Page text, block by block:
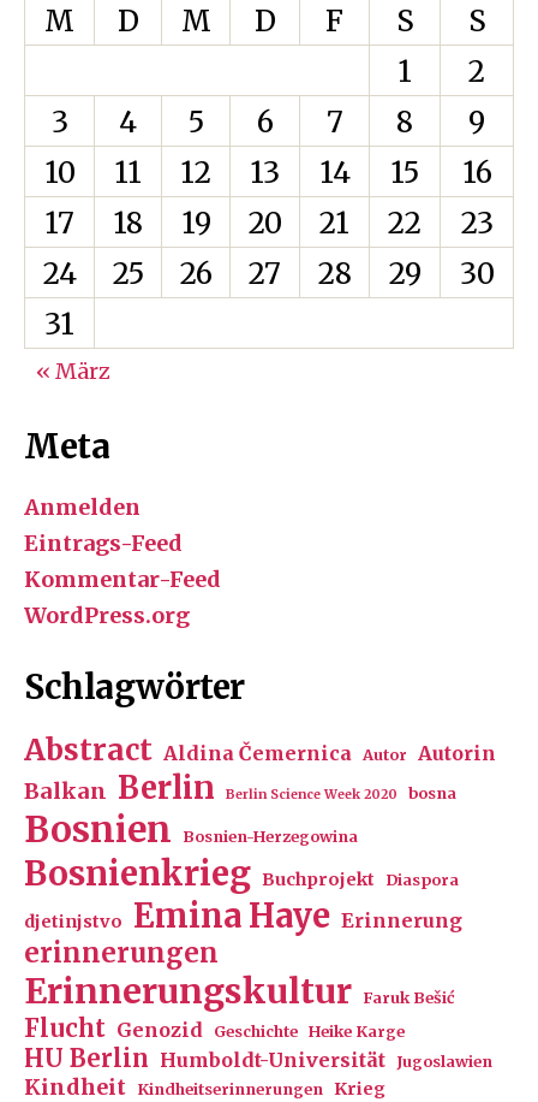
M
D M D F S
S
1
2
3
4 5 6 7 8
9
10
11 12 13 14 15
16
17
18 19 20 21 22
23
24
25 26 27 28 29
30
31
« März
Meta
Anmelden
Eintrags-Feed
Kommentar-Feed
WordPress.org
Schlagwörter
Abstract Aldina Čemernica Autor Autorin
Balkan Berlin Berlin Science Week 2020 bosna
Bosnien Bosnien-Herzegowina
Bosnienkrieg Buchprojekt Diaspora
djetinjstvo Emina Haye Erinnerung
erinnerungen
Erinnerungskultur Faruk Bešić
Flucht Genozid Geschichte Heike Karge
HU Berlin Humboldt-Universität Jugoslawien
Kindheit Kindheitserinnerungen
Krieg